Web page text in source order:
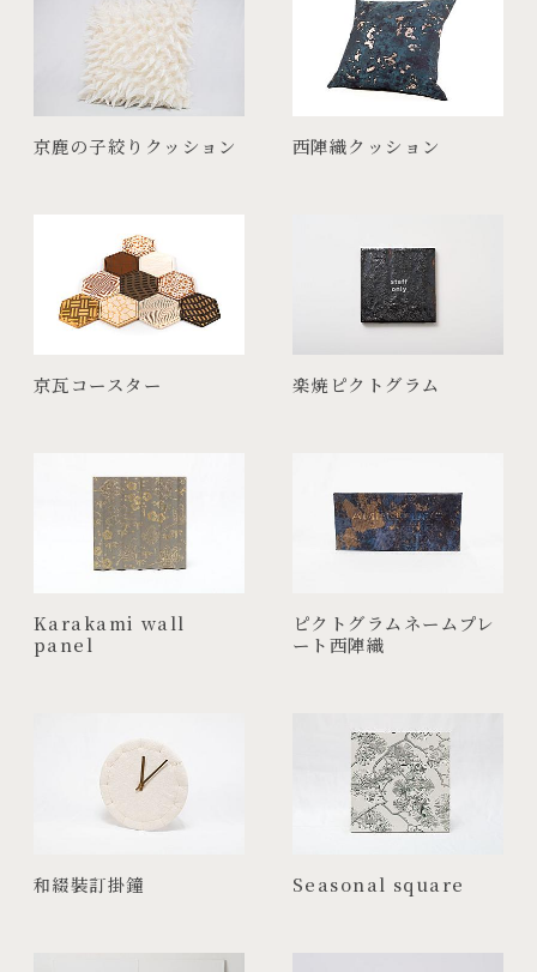
京鹿の子絞りクッション 西陣織クッション
京瓦コースター 楽焼ピクトグラム
Karakami wall
panel
ピクトグラムネームプレ
ート西陣織
和綴裝訂掛鐘 Seasonal square